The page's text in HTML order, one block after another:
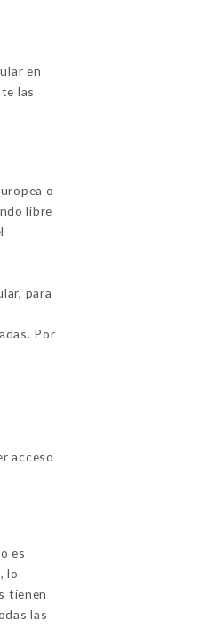
en
las
o
libre
para
Por
acceso
es
lo
tienen
las